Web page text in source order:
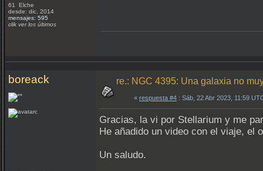
61 Elche
desde: dic, 2014
mensajes: 595
clik ver los últimos
boreack re.: NGC 4395: Una galaxia no
« respuesta #4 : Sáb, 22 Abr 2023, 11:59
Gracias, la vi por Stellarium y me
He añadido un video con el viaje, el
Un saludo.